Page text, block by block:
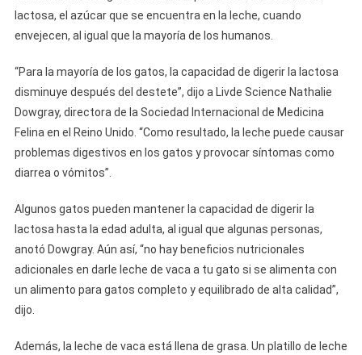
lactosa, el azúcar que se encuentra en la leche, cuando
envejecen, al igual que la mayoría de los humanos.
“Para la mayoría de los gatos, la capacidad de digerir la lactosa
disminuye después del destete”, dijo a Livde Science Nathalie
Dowgray, directora de la Sociedad Internacional de Medicina
Felina en el Reino Unido. “Como resultado, la leche puede causar
problemas digestivos en los gatos y provocar síntomas como
diarrea o vómitos”.
Algunos gatos pueden mantener la capacidad de digerir la
lactosa hasta la edad adulta, al igual que algunas personas,
anotó Dowgray. Aún así, “no hay beneficios nutricionales
adicionales en darle leche de vaca a tu gato si se alimenta con
un alimento para gatos completo y equilibrado de alta calidad”,
dijo.
Además, la leche de vaca está llena de grasa. Un platillo de leche